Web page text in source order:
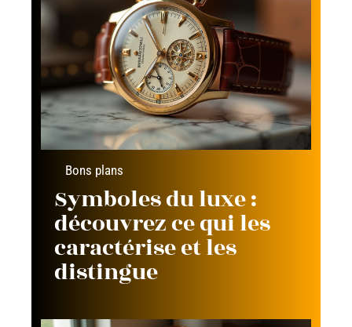
Bons plans
Symboles du luxe :
découvrez ce qui les
caractérise et les
distingue